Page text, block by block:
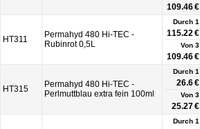
109.46 €
HT311
Permahyd 480 Hi-TEC -
Rubinrot 0,5L
Durch 1
115.22 €
Von 3
109.46 €
HT315
Permahyd 480 Hi-TEC -
Perlmuttblau extra fein 100ml
Durch 1
26.6 €
Von 3
25.27 €
Durch 1